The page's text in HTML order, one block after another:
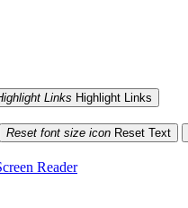
Links Highlight Links
Reset font size icon Reset Text
Reader